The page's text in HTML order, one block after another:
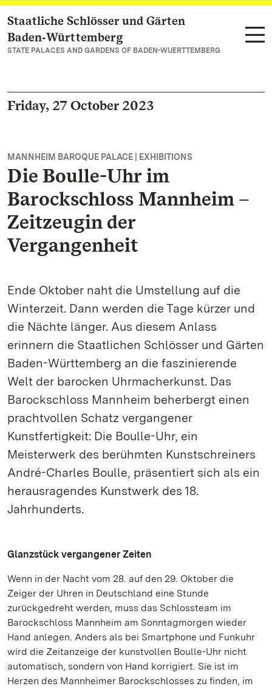
Navigate to main page
Staatliche Schlösser und Gärten
Baden‑Württemberg
STATE PALACES AND GARDENS OF BADEN-WUERTTEMBERG
Friday, 27 October 2023
MANNHEIM BAROQUE PALACE | EXHIBITIONS
Die Boulle-Uhr im
Barockschloss Mannheim –
Zeitzeugin der
Vergangenheit
Ende Oktober naht die Umstellung auf die
Winterzeit. Dann werden die Tage kürzer und
die Nächte länger. Aus diesem Anlass
erinnern die Staatlichen Schlösser und Gärten
Baden-Württemberg an die faszinierende
Welt der barocken Uhrmacherkunst. Das
Barockschloss Mannheim beherbergt einen
prachtvollen Schatz vergangener
Kunstfertigkeit: Die Boulle-Uhr, ein
Meisterwerk des berühmten Kunstschreiners
André-Charles Boulle, präsentiert sich als ein
herausragendes Kunstwerk des 18.
Jahrhunderts.
Glanzstück vergangener Zeiten
Wenn in der Nacht vom 28. auf den 29. Oktober die
Zeiger der Uhren in Deutschland eine Stunde
zurückgedreht werden, muss das Schlossteam im
Barockschloss Mannheim am Sonntagmorgen wieder
Hand anlegen. Anders als bei Smartphone und Funkuhr
wird die Zeitanzeige der kunstvollen Boulle-Uhr nicht
automatisch, sondern von Hand korrigiert. Sie ist im
Herzen des Mannheimer Barockschlosses zu finden, im